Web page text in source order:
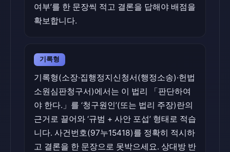
여부’를 한 문장씩 적고 결론을 답해야 배점을
확보합니다.
기록형
기록형(소장·집행정지신청서(행정소송)·헌법
소원심판청구서)에서는 이 법리 「판단하여
야 한다.」를 ‘청구원인’(또는 법리 주장)란의
근거로 끌어와 ‘규범 + 사안 포섭’ 형태로 적습
니다. 사건번호(97누15418)를 정확히 적시하
고 결론을 한 문장으로 못박으세요. 상대방 반